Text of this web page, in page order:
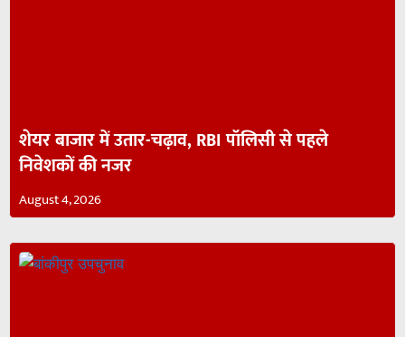
शेयर बाजार में उतार-चढ़ाव, RBI पॉलिसी से पहले
निवेशकों की नजर
August 4, 2026